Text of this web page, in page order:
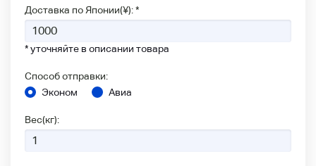
Доставка по Японии(¥): *
* уточняйте в описании товара
Способ отправки:
Эконом
Авиа
Вес(кг):